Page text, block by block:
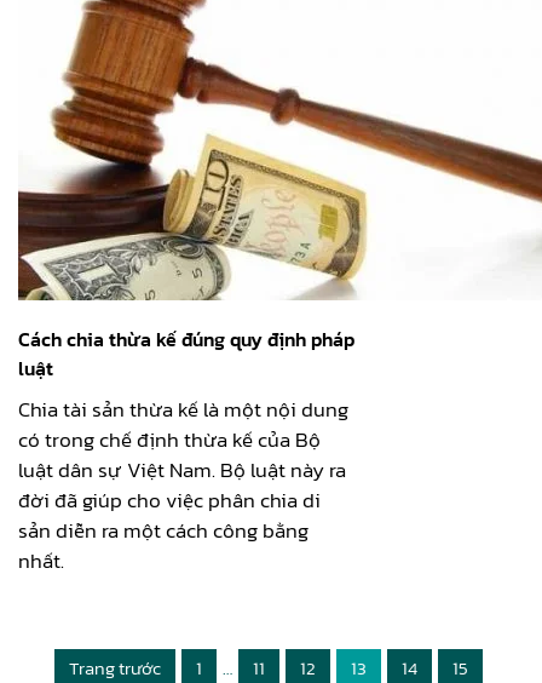
Cách chia thừa kế đúng quy định pháp
luật
Chia tài sản thừa kế là một nội dung
có trong chế định thừa kế của Bộ
luật dân sự Việt Nam. Bộ luật này ra
đời đã giúp cho việc phân chia di
sản diễn ra một cách công bằng
nhất.
Trang trước 1 … 11 12 13 14
15